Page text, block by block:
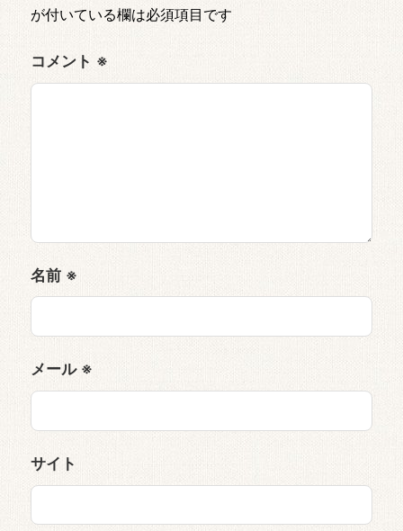
が付いている欄は必須項目です
コメント ※
名前 ※
メール ※
サイト